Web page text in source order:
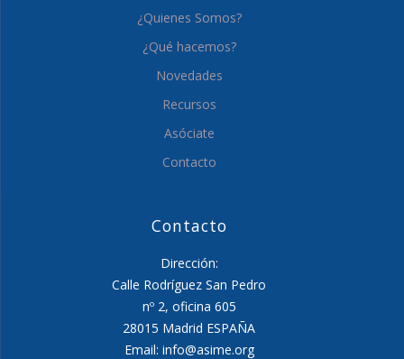
¿Quienes Somos?
¿Qué hacemos?
Novedades
Recursos
Asóciate
Contacto
Contacto
Dirección:
Calle Rodríguez San Pedro
nº 2, oficina 605
28015 Madrid ESPAÑA
Email: info@asime.org